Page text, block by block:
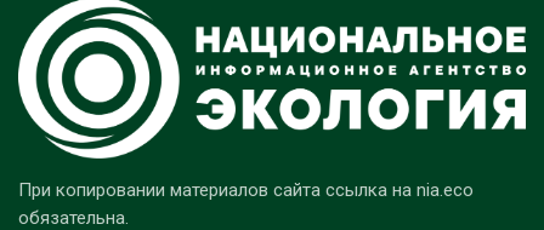
При копировании материалов сайта ссылка на nia.eco
обязательна.